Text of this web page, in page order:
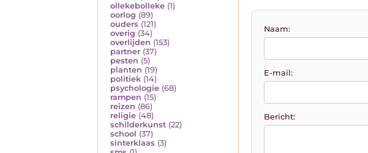
ollekebolleke (1)
oorlog (89)
ouders (121)
overig (34)
overlijden (153)
partner (37)
pesten (5)
planten (19)
politiek (14)
psychologie (68)
rampen (15)
reizen (86)
religie (48)
schilderkunst (22)
school (37)
sinterklaas (3)
Naam:
E-mail:
Bericht: